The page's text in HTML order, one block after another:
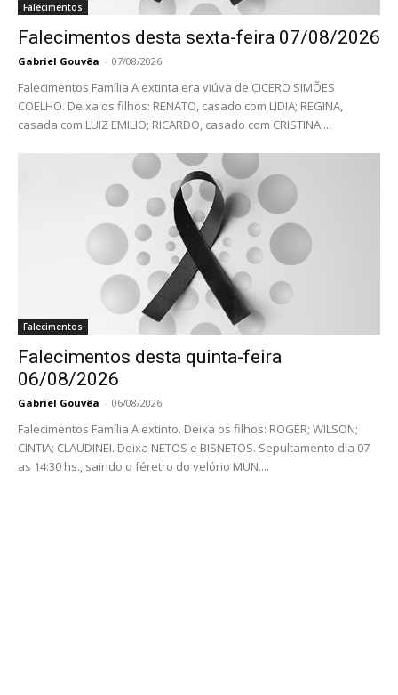
Falecimentos
Falecimentos desta sexta-feira 07/08/2026
Gabriel Gouvêa - 07/08/2026
Falecimentos Família A extinta era viúva de CICERO SIMÕES
COELHO. Deixa os filhos: RENATO, casado com LIDIA; REGINA,
casada com LUIZ EMILIO; RICARDO, casado com CRISTINA....
Falecimentos
Falecimentos desta quinta-feira
06/08/2026
Gabriel Gouvêa - 06/08/2026
Falecimentos Família A extinto. Deixa os filhos: ROGER; WILSON;
CINTIA; CLAUDINEI. Deixa NETOS e BISNETOS. Sepultamento dia 07
as 14:30 hs., saindo o féretro do velório MUN....